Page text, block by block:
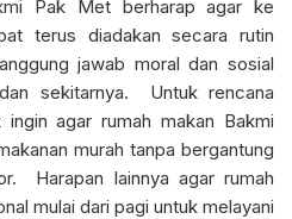
Pak Met berharap agar ke
terus diadakan secara rutin
jawab moral dan sosial
sekitarnya. Untuk rencana
ingin agar rumah makan Bakmi
murah tanpa bergantung
Harapan lainnya agar rumah
mulai dari pagi untuk melayani